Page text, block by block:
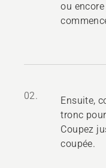
ou
02.
Ensuite,
tronc
Coupez
coupée.